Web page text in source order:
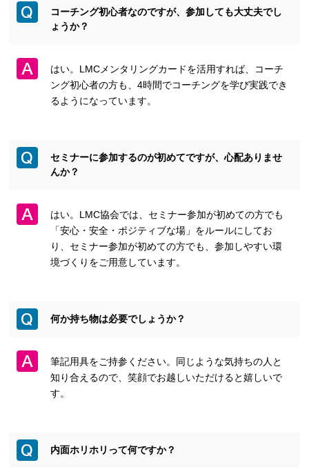
コーチング初心者なのですが、参加しても大丈夫でし
ょうか？
はい。LMCメンタリングカードを活用すれば、コーチ
ング初心者の方も、4時間でコーチングを学び実践でき
るようになっています。
セミナーに参加するのが初めてですが、心配ありませ
んか？
はい。LMC協会では、セミナー参加が初めての方でも
「安心・安全・ポジティブな場」をルールにしてお
り、セミナー参加が初めての方でも、参加しやすい環
境づくりをご用意しています。
何か持ち物は必要でしょうか？
筆記用具をご持参ください。同じような気持ちの人と
知り合えるので、笑顔でお越しいただけると嬉しいで
す。
内面ホリホリって何ですか？